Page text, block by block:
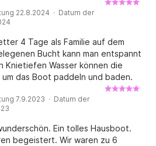
auf der Havel mieten
ist der perfekte Ort,
zu spüren, den Blick über das
und die Seele baumeln zu
in der Hand oder einem
– hier beginnt jeder Tag mit
Bord. Das hat das Urlaubsgefühl
Baden, Angeln, Grillen,
herrlichen Sonnenuntergang
fantastisch. Wir möchten uns
uns schon auf unseren nächsten
Hausboot uneingeschränkt
22.8.2024 · Datum der
4 Tage als Familie auf dem
Bucht kann man entspannt
Knietiefen Wasser können die
das Boot paddeln und baden.
7.9.2023 · Datum der
Ein tolles Hausboot.
begeistert. Wir waren zu 6